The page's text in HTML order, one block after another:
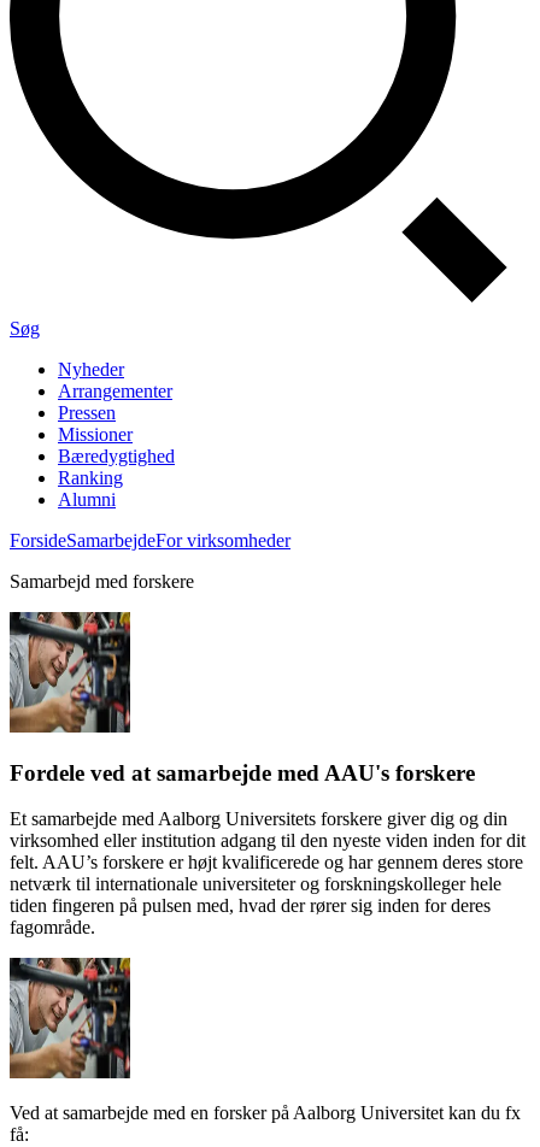
Søg
Nyheder
Arrangementer
Pressen
Missioner
Bæredygtighed
Ranking
Alumni
ForsideSamarbejdeFor virksomheder
Samarbejd med forskere
Fordele ved at samarbejde med AAU's forskere
Et samarbejde med Aalborg Universitets forskere giver dig og din
virksomhed eller institution adgang til den nyeste viden inden for dit
felt. AAU’s forskere er højt kvalificerede og har gennem deres store
netværk til internationale universiteter og forskningskolleger hele
tiden fingeren på pulsen med, hvad der rører sig inden for deres
fagområde.
Ved at samarbejde med en forsker på Aalborg Universitet kan du fx
få: